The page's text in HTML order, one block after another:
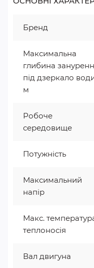
Бренд
Максимальна
глибина
під дзеркало
м
Робоче
середовище
Потужність
Максимальний
напір
Макс.
теплоносія
Вал двигуна